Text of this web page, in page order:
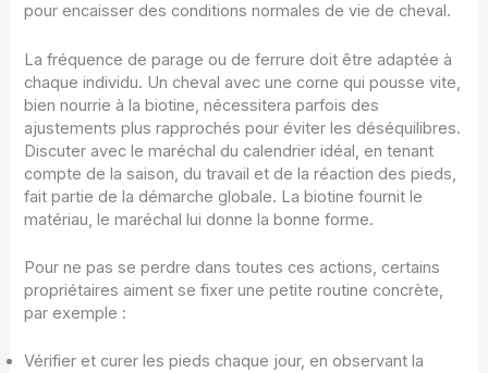
pour encaisser des conditions normales de vie de cheval.
La fréquence de parage ou de ferrure doit être adaptée à
chaque individu. Un cheval avec une corne qui pousse vite,
bien nourrie à la biotine, nécessitera parfois des
ajustements plus rapprochés pour éviter les déséquilibres.
Discuter avec le maréchal du calendrier idéal, en tenant
compte de la saison, du travail et de la réaction des pieds,
fait partie de la démarche globale. La biotine fournit le
matériau, le maréchal lui donne la bonne forme.
Pour ne pas se perdre dans toutes ces actions, certains
propriétaires aiment se fixer une petite routine concrète,
par exemple :
Vérifier et curer les pieds chaque jour, en observant la